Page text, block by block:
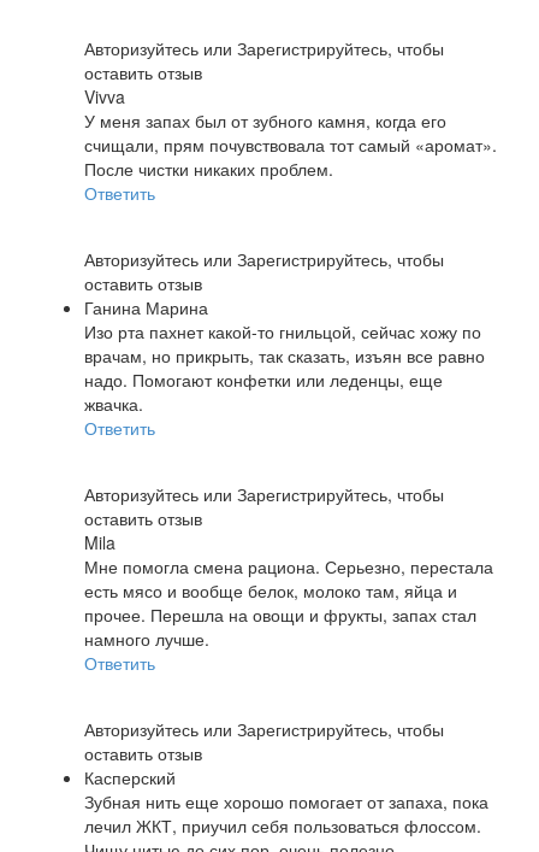
Авторизуйтесь или Зарегистрируйтесь, чтобы
оставить отзыв
Vivva
У меня запах был от зубного камня, когда его
счищали, прям почувствовала тот самый «аромат».
После чистки никаких проблем.
Ответить
Авторизуйтесь или Зарегистрируйтесь, чтобы
оставить отзыв
Ганина Марина
Изо рта пахнет какой-то гнильцой, сейчас хожу по
врачам, но прикрыть, так сказать, изъян все равно
надо. Помогают конфетки или леденцы, еще
жвачка.
Ответить
Авторизуйтесь или Зарегистрируйтесь, чтобы
оставить отзыв
Mila
Мне помогла смена рациона. Серьезно, перестала
есть мясо и вообще белок, молоко там, яйца и
прочее. Перешла на овощи и фрукты, запах стал
намного лучше.
Ответить
Авторизуйтесь или Зарегистрируйтесь, чтобы
оставить отзыв
Касперский
Зубная нить еще хорошо помогает от запаха, пока
лечил ЖКТ, приучил себя пользоваться флоссом.